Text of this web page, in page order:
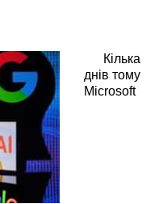
Кілька
днів тому
Microsoft